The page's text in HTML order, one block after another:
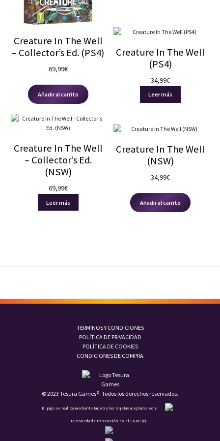
PEGI
12 (0)
16(0)
(0)
Creature In The Well
– Collector’s Ed. (PS4)
69,99€
Añadir al carrito
Creature In The Well
(PS4)
34,99€
Leer más
Creature In The Well
– Collector’s Ed.
(NSW)
69,99€
Leer más
Creature In The Well
(NSW)
34,99€
Añadir al carrito
TÉRMINOS Y CONDICIONES
POLÍTICA DE PRIVACIDAD
POLÍTICA DE COOKIES
CONDICIONES DE COMPRA
© 2023 Tesura Games®. Todos los derechos reservados.
El pago se realiza mediante tarjeta y las tarjetas aceptadas son:
La moneda de transacción es el EURO (€).